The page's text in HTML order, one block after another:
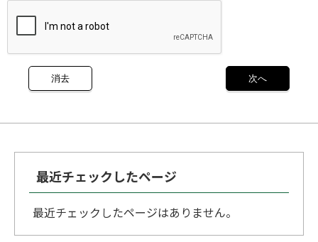
最近チェックしたページ
最近チェックしたページはありません。